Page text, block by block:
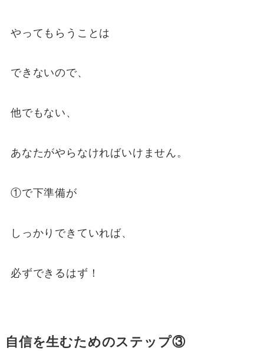
やってもらうことは
できないので、
他でもない、
あなたがやらなければいけません。
①で下準備が
しっかりできていれば、
必ずできるはず！
自信を生むためのステップ③